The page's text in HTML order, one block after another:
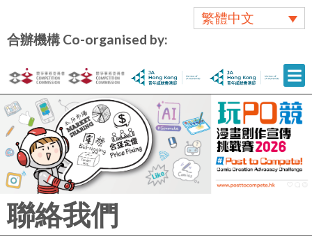
合辦機構 Co-organised by:
繁體中文
聯絡我們